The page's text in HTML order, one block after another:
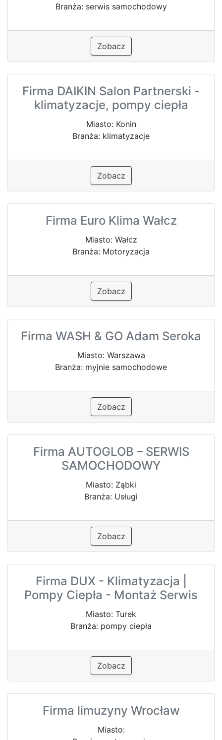
Branża: serwis samochodowy
Zobacz
Firma DAIKIN Salon Partnerski -
klimatyzacje, pompy ciepła
Miasto: Konin
Branża: klimatyzacje
Zobacz
Firma Euro Klima Wałcz
Miasto: Wałcz
Branża: Motoryzacja
Zobacz
Firma WASH & GO Adam Seroka
Miasto: Warszawa
Branża: myjnie samochodowe
Zobacz
Firma AUTOGLOB – SERWIS
SAMOCHODOWY
Miasto: Ząbki
Branża: Usługi
Zobacz
Firma DUX - Klimatyzacja |
Pompy Ciepła - Montaż Serwis
Miasto: Turek
Branża: pompy ciepła
Zobacz
Firma limuzyny Wrocław
Miasto: